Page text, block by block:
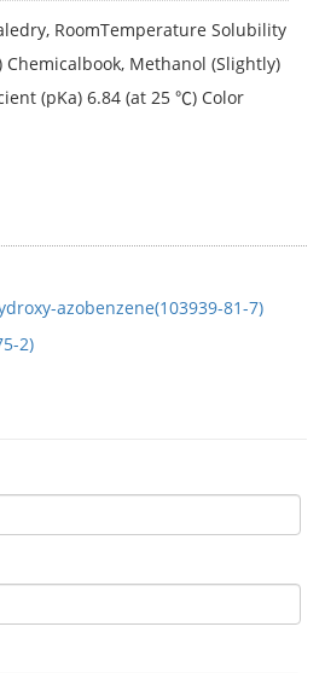
RoomTemperature Solubility
Methanol (Slightly)
(pKa) 6.84 (at 25 ℃) Color
azobenzene(103939-81-7)
2)